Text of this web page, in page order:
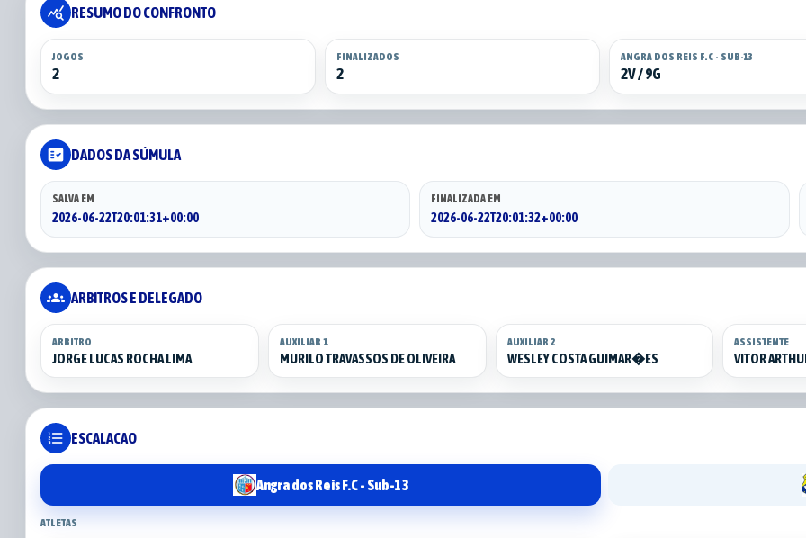
query_stats RESUMO DO CONFRONTO
JOGOS
2
FINALIZADOS
2
ANGRA DOS REIS F.C - SUB-13
2V / 9G
fact_check DADOS DA SÚMULA
SALVA EM
2026-06-22T20:01:31+00:00
FINALIZADA EM
2026-06-22T20:01:32+00:00
groups ARBITROS E DELEGADO
ARBITRO
JORGE LUCAS ROCHA LIMA
AUXILIAR 1
MURILO TRAVASSOS DE OLIVEIRA
AUXILIAR 2
WESLEY COSTA GUIMAR�ES
ASSISTENTE
VITOR
format_list_numbered ESCALACAO
Angra dos Reis F.C - Sub-13
ATLETAS